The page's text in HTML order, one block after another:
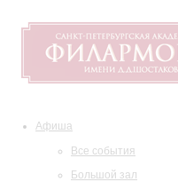
Афиша
Все события
Большой зал